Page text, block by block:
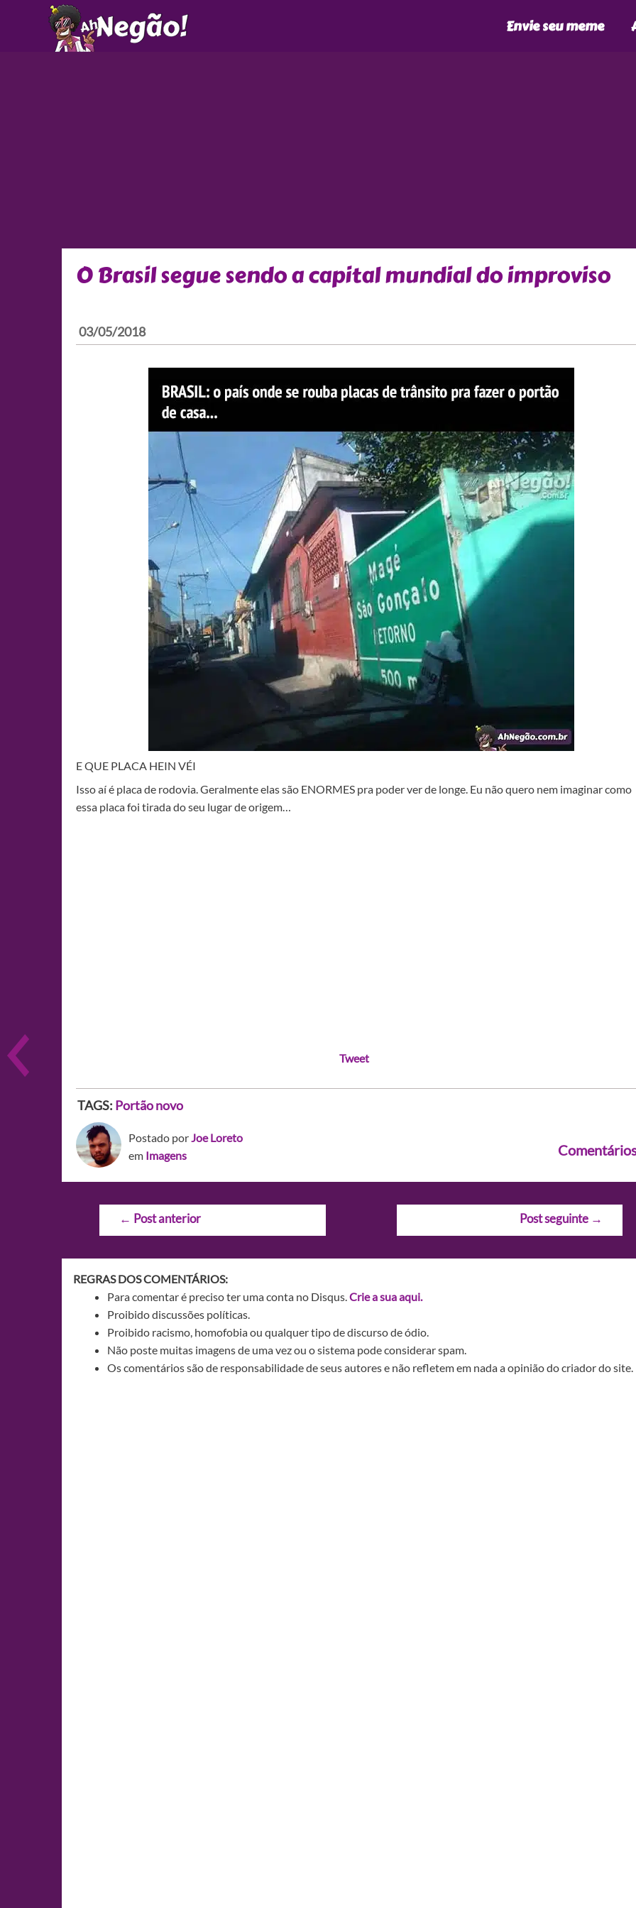
Envie seu meme
O Brasil segue sendo a capital mundial do improviso
03/05/2018
E QUE PLACA HEIN VÉI
Isso aí é placa de rodovia. Geralmente elas são ENORMES pra poder ver de longe. Eu não quero nem imaginar como
essa placa foi tirada do seu lugar de origem…
Tweet
TAGS: Portão novo
Postado porJoe Loreto
em Imagens
Navegação
← Post anterior Post seguinte →
REGRAS DOS COMENTÁRIOS:
Para comentar é preciso ter uma conta no Disqus.Crie a sua aqui.
Proibido discussões políticas.
Proibido racismo, homofobia ou qualquer tipo de discurso de ódio.
Não poste muitas imagens de uma vez ou o sistema pode considerar spam.
Os comentários são de responsabilidade de seus autores e não refletem em nada a opinião do criador do site.